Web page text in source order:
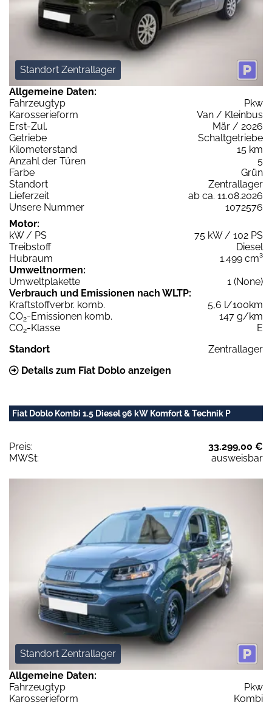
Standort Zentrallager
Allgemeine Daten:
Fahrzeugtyp
Pkw
Karosserieform
Van / Kleinbus
Erst-Zul.
Mär / 2026
Getriebe
Schaltgetriebe
Kilometerstand
15 km
Anzahl der Türen
5
Farbe
Grün
Standort
Zentrallager
Lieferzeit
ab ca. 11.08.2026
Unsere Nummer
1072576
Motor:
kW / PS
75 kW / 102 PS
Treibstoff
Diesel
Hubraum
1.499 cm³
Umweltnormen:
Umweltplakette
1 (None)
Verbrauch und Emissionen nach WLTP:
Kraftstoffverbr. komb.
5,6 l/100km
CO2-Emissionen komb.
147 g/km
CO2-Klasse
E
Standort
Zentrallager
Details zum Fiat Doblo anzeigen
Fiat Doblo Kombi 1.5 Diesel 96 kW Komfort & Technik P
Preis:
33.299,00 €
MWSt:
ausweisbar
Standort Zentrallager
Allgemeine Daten:
Fahrzeugtyp
Pkw
Karosserieform
Kombi